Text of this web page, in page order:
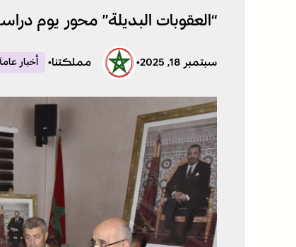
“العقوبات البديلة” محور يوم
سبتمبر 18, 2025 • مملكتنا• أخبار